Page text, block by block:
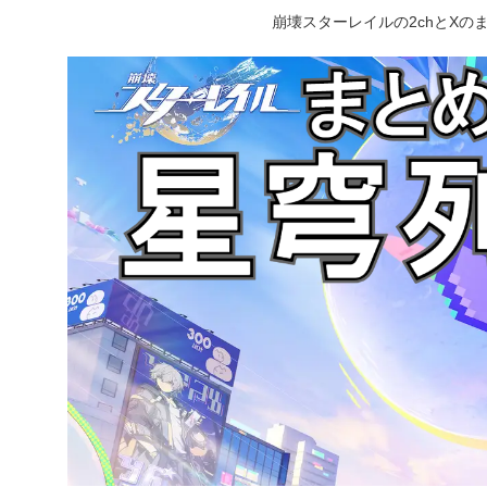
崩壊スターレイルの2chとXの